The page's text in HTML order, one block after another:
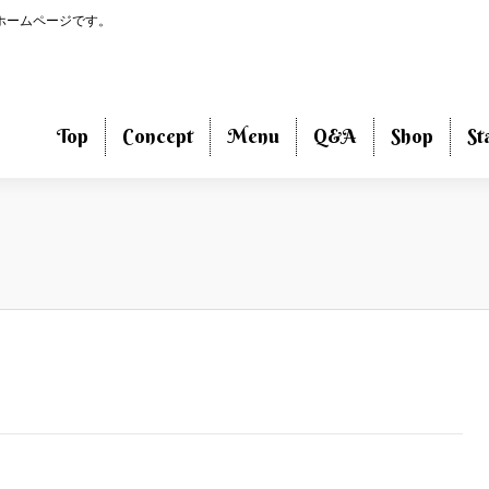
ムページです。
Top Concept Menu Q&A Shop